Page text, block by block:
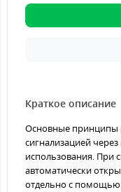
Краткое описание
Основные принципы
сигнализацией
использования. При
автоматически
отдельно с